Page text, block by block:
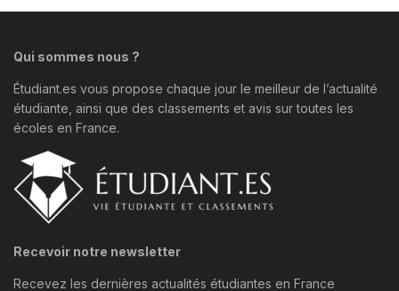
Qui sommes nous ?
Étudiant.es vous propose chaque jour le meilleur de l’actualité
étudiante, ainsi que des classements et avis sur toutes les
écoles en France.
Recevoir notre newsletter
Recevez les dernières actualités étudiantes en France